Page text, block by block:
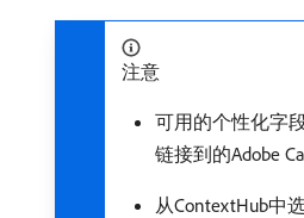
注意
可用的个性化字
链接到的Adobe
从ContextHub中